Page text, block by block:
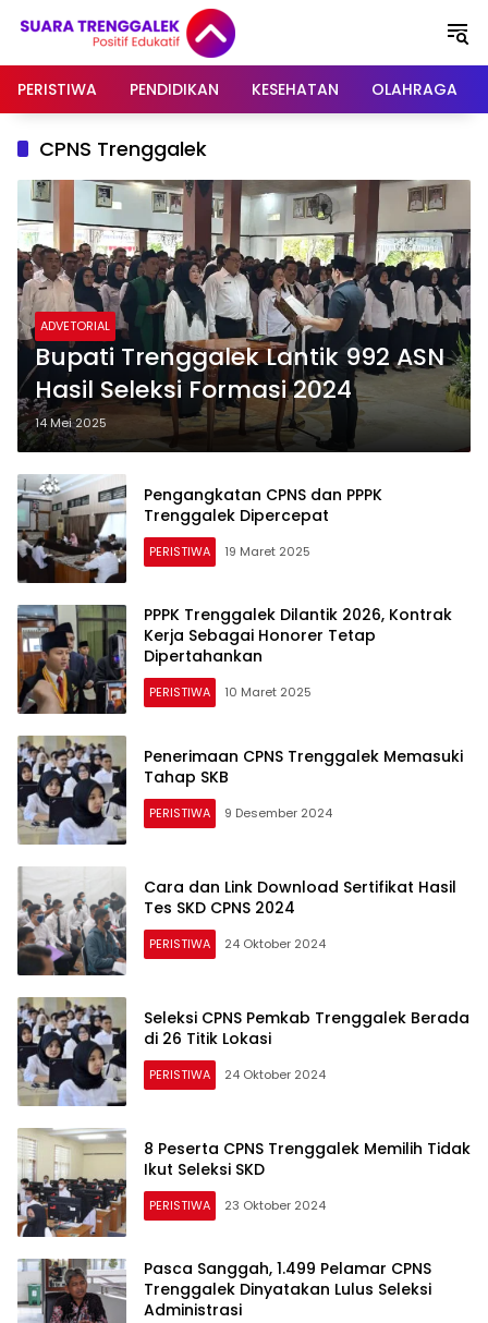
PERISTIWA
PENDIDIKAN KESEHATAN OLAHRAGA
CPNS Trenggalek
ADVETORIAL
Bupati Trenggalek Lantik 992 ASN
Hasil Seleksi Formasi 2024
14 Mei 2025
Pengangkatan CPNS dan PPPK
Trenggalek Dipercepat
PERISTIWA 19 Maret 2025
PPPK Trenggalek Dilantik 2026, Kontrak
Kerja Sebagai Honorer Tetap
Dipertahankan
PERISTIWA 10 Maret 2025
Penerimaan CPNS Trenggalek Memasuki
Tahap SKB
PERISTIWA 9 Desember 2024
Cara dan Link Download Sertifikat Hasil
Tes SKD CPNS 2024
PERISTIWA 24 Oktober 2024
Seleksi CPNS Pemkab Trenggalek Berada
di 26 Titik Lokasi
PERISTIWA 24 Oktober 2024
8 Peserta CPNS Trenggalek Memilih Tidak
Ikut Seleksi SKD
PERISTIWA 23 Oktober 2024
Pasca Sanggah, 1.499 Pelamar CPNS
Trenggalek Dinyatakan Lulus Seleksi
Administrasi